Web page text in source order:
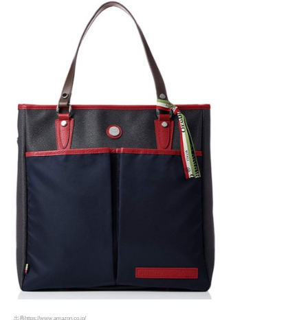
出典https://www.amazon.co.jp/